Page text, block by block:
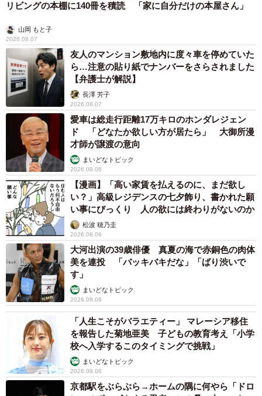
リビングの本棚に140冊を積読 「家に自分だけの本屋さん」
山岡 もと子
2026.08.07
友人のマンション敷地内に度々車を停めていた
ら…注意の貼り紙でナンバーをさらされました
【弁護士が解説】
長澤 芳子
2026.08.07
愛車は総走行距離17万キロのホンダレジェン
ド 「どなたか欲しい方が居たら」 大御所漫
才師が譲渡の意向
まいどなトピック
2026.08.06
【漫画】「高い家賃を払えるのに、まだ欲し
い？」高級レジデンスの七夕飾り、書かれた願
い事にびっくり 人の欲には終わりがないのか
松波 穂乃圭
2026.08.06
大河出演の39歳俳優 真夏の海で赤銅色の肉体
美を連投 「バッキバキだな」「ばり渋いで
す」
まいどなトピック
2026.08.06
「人生こそがバラエティー」 マレーシア移住
を報告した菊地亜美 子どもの教育考え「小学
校へ入学するこのタイミングで挑戦」
まいどなトピック
2026.08.06
京都駅をぶらぶら→ホームの隅に何やら「ドロ